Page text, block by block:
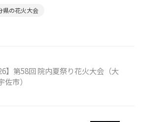
県の花火大会
】第58回 院内夏祭り花火大会（大
佐市）